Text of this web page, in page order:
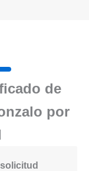
de
por